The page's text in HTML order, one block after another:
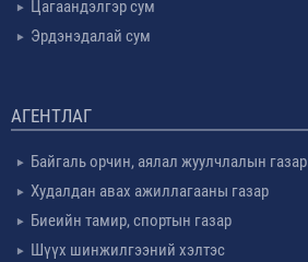
Цагаандэлгэр сум
Эрдэнэдалай сум
АГЕНТЛАГ
Байгаль орчин, аялал жуулчлалын газар
Худалдан авах ажиллагааны газар
Биеийн тамир, спортын газар
Шүүх шинжилгээний хэлтэс